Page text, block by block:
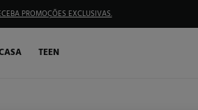
PROMOÇÕES EXCLUSIVAS.
TEEN